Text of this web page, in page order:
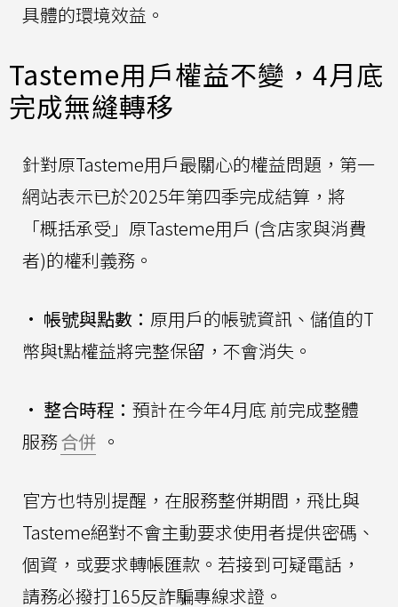
具體的環境效益。
Tasteme用戶權益不變，4月底
完成無縫轉移
針對原Tasteme用戶最關心的權益問題，第一
網站表示已於2025年第四季完成結算，將
「概括承受」原Tasteme用戶 (含店家與消費
者)的權利義務。
• 帳號與點數： 原用戶的帳號資訊、儲值的T
幣與t點權益將完整保留，不會消失。
• 整合時程： 預計在今年4月底 前完成整體
服務合併 。
官方也特別提醒，在服務整併期間，飛比與
Tasteme絕對不會主動要求使用者提供密碼、
個資，或要求轉帳匯款。若接到可疑電話，
請務必撥打165反詐騙專線求證。